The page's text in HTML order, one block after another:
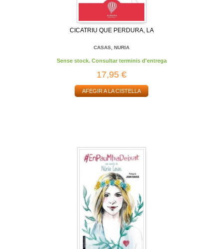
CICATRIU QUE PERDURA, LA
CASAS, NURIA
Sense stock. Consultar terminis d'entrega
17,95 €
AFEGIR A LA CISTELLA